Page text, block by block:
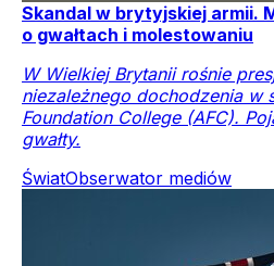
Skandal w brytyjskiej armii.
o gwałtach i molestowaniu
W Wielkiej Brytanii rośnie
niezależnego dochodzenia w
Foundation College (AFC).
gwałty.
ŚwiatObserwator mediów